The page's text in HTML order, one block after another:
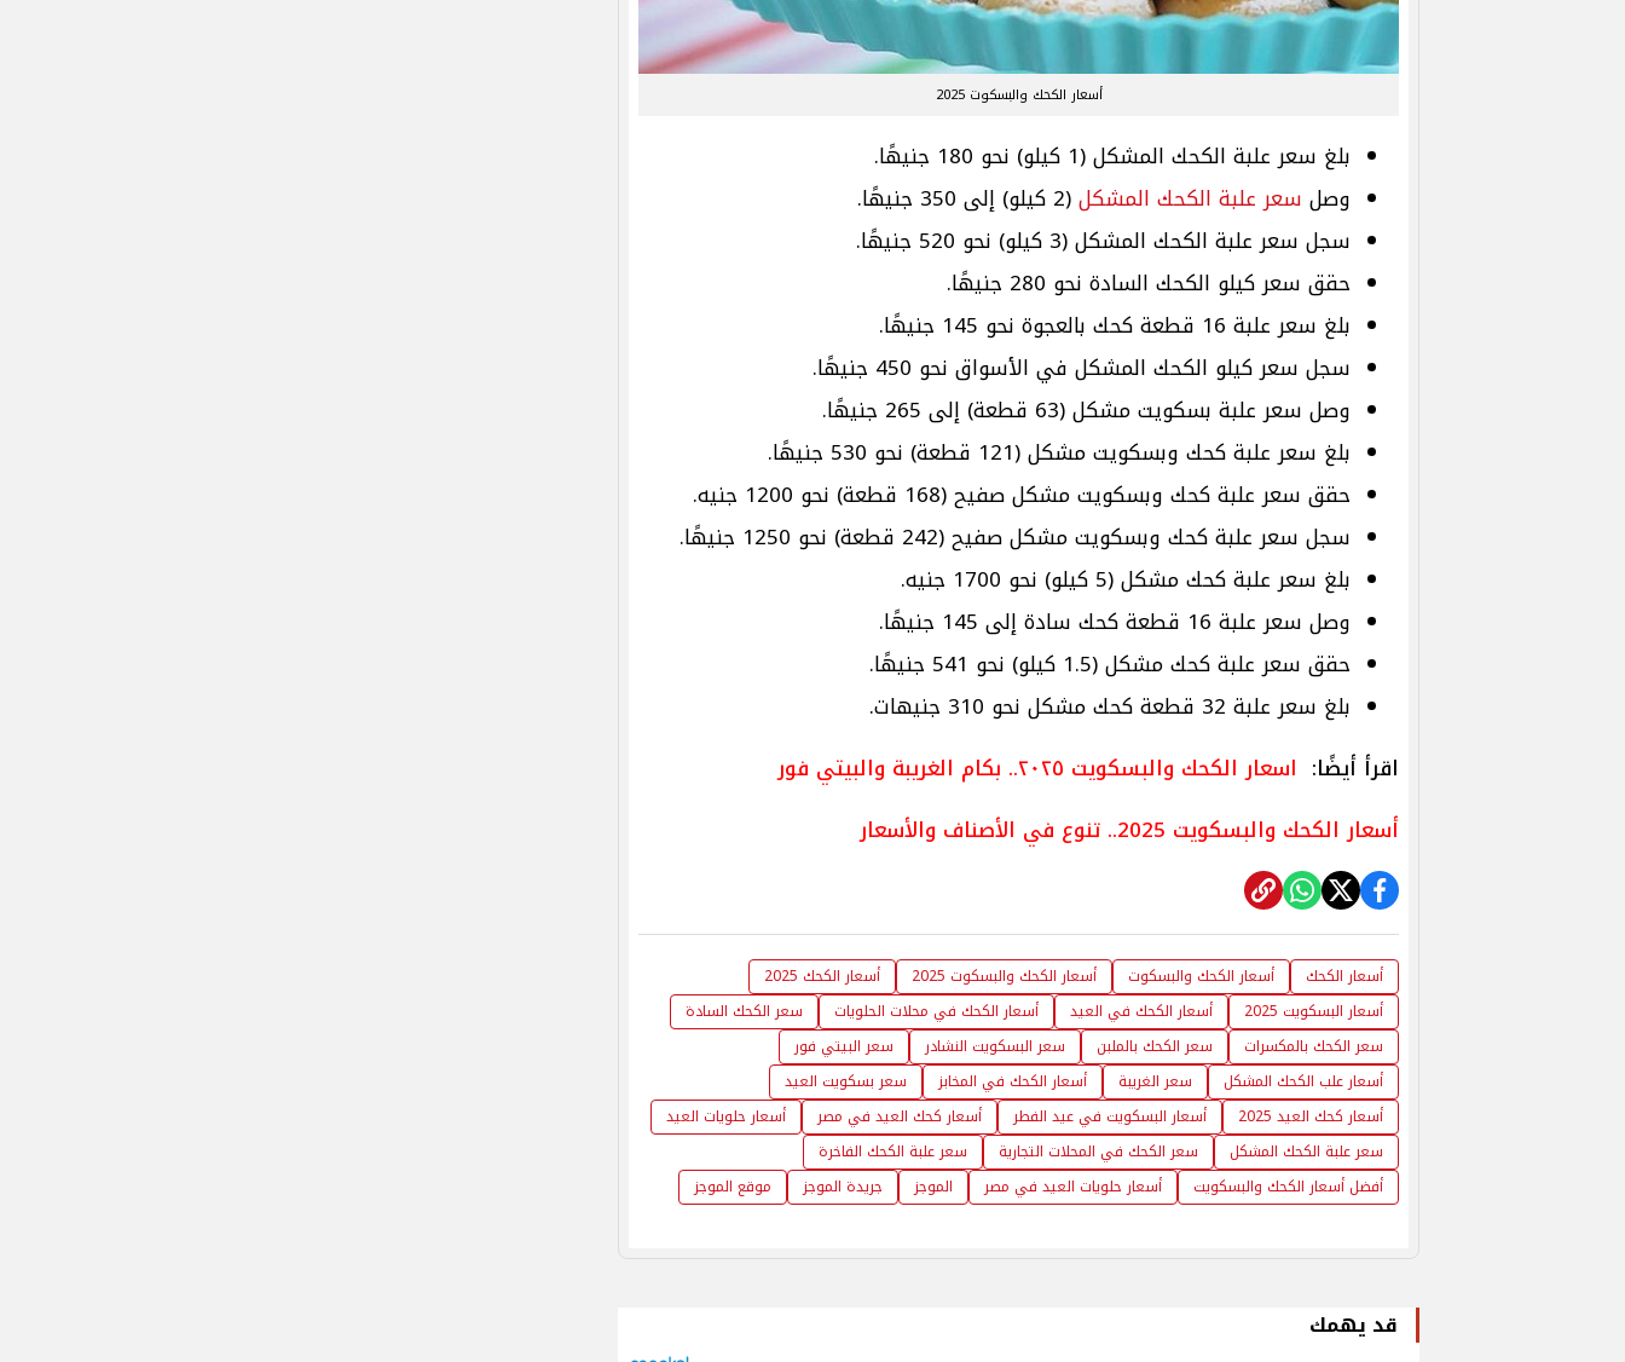
أسعار الكحك والبسكوت 2025
بلغ سعر علبة الكحك المشكل (1 كيلو) نحو 180 جنيهًا.
وصل سعر علبة الكحك المشكل(2 كيلو) إلى 350 جنيهًا.
سجل سعر علبة الكحك المشكل (3 كيلو) نحو 520 جنيهًا.
حقق سعر كيلو الكحك السادة نحو 280 جنيهًا.
بلغ سعر علبة 16 قطعة كحك بالعجوة نحو 145 جنيهًا.
سجل سعر كيلو الكحك المشكل في الأسواق نحو 450 جنيهًا.
وصل سعر علبة بسكويت مشكل (63 قطعة) إلى 265 جنيهًا.
بلغ سعر علبة كحك وبسكويت مشكل (121 قطعة) نحو 530 جنيهًا.
حقق سعر علبة كحك وبسكويت مشكل صفيح (168 قطعة) نحو 1200 جنيه.
سجل سعر علبة كحك وبسكويت مشكل صفيح (242 قطعة) نحو 1250 جنيهًا.
بلغ سعر علبة كحك مشكل (5 كيلو) نحو 1700 جنيه.
وصل سعر علبة 16 قطعة كحك سادة إلى 145 جنيهًا.
حقق سعر علبة كحك مشكل (1.5 كيلو) نحو 541 جنيهًا.
بلغ سعر علبة 32 قطعة كحك مشكل نحو 310 جنيهات.
اقرأ أيضًا: اسعار الكحك والبسكويت ٢٠٢٥.. بكام الغريبة والبيتي فور
أسعار الكحك والبسكويت 2025.. تنوع في الأصناف والأسعار
أسعار الكحك أسعار الكحك والبسكوت أسعار الكحك والبسكوت 2025
أسعار الكحك 2025
أسعار البسكويت 2025
أسعار الكحك في العيد أسعار الكحك في محلات الحلويات
سعر الكحك السادة
سعر الكحك بالمكسرات
سعر الكحك بالملبن سعر البسكويت النشادر
سعر البيتي فور
أسعار علب الكحك المشكل
سعر الغريبة أسعار الكحك في المخابز
سعر بسكويت العيد
أسعار كحك العيد 2025
أسعار البسكويت في عيد الفطر أسعار كحك العيد في مصر
أسعار حلويات العيد
سعر علبة الكحك المشكل
سعر الكحك في المحلات التجارية
سعر علبة الكحك الفاخرة
أفضل أسعار الكحك والبسكويت
أسعار حلويات العيد في مصر الموجز جريدة الموجز موقع الموجز
قد يهمك